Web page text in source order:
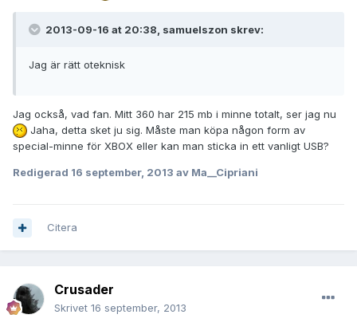
2013-09-16 at 20:38, samuelszon skrev:
Jag är rätt oteknisk
Jag också, vad fan. Mitt 360 har 215 mb i minne totalt, ser jag nu
Jaha, detta sket ju sig. Måste man köpa någon form av
special-minne för XBOX eller kan man sticka in ett vanligt USB?
Redigerad 16 september, 2013 av Ma__Cipriani
Citera
Crusader
Skrivet 16 september, 2013